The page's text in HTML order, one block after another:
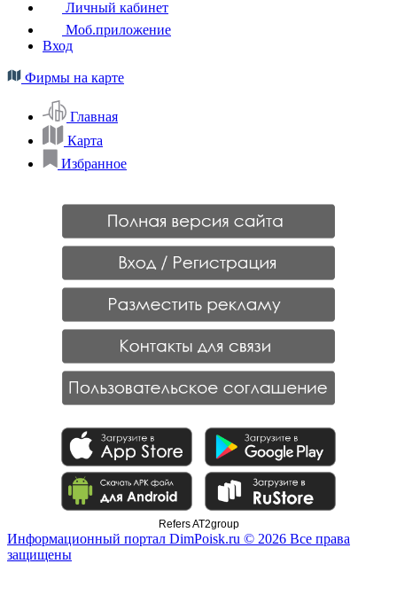
Личный кабинет
Моб.приложение
Вход
Фирмы на карте
Главная
Карта
Избранное
Refers AT2group
Информационный портал DimPoisk.ru © 2026 Все права
защищены